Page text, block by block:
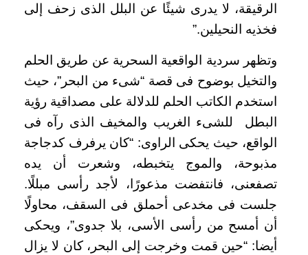
الرقيقة، لا يدرى شيئًا عن البلل الذى زحف إلى
فخذيه النحيلين.”
وتظهر سردية الواقعية السحرية عن طريق الحلم
والتخيل بوضوح فى قصة “شىء من البحر”، حيث
استخدم الكاتب الحلم للدلالة على مصداقية رؤية
البطل للشىء الغريب والمخيف الذى رآه فى
الواقع، حيث يحكى الراوى: “كان يرفرف كدجاجة
مذبوحة، والموج يتخبطه، وشعرت أن يده
تصفعنى، فانتفضت مذعورًا، لأجد رأسى مبللًا.
جلست فى مخدعى أحملق فى السقف، محاولًا
أن أمسح من رأسى الأسى، بلا جدوى”، ويحكى
أيضا: “حين قمت وخرجت إلى البحر، كان لا يزال